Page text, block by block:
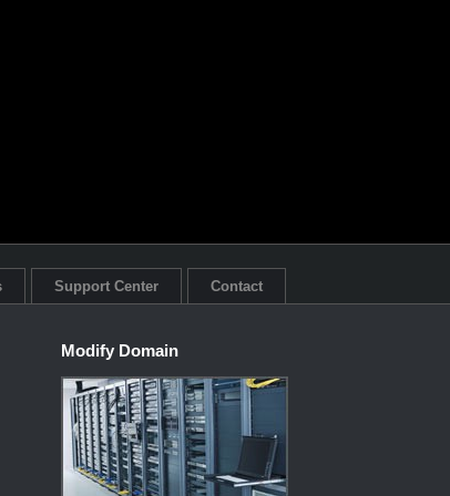
.diamonds
Support Center Contact
Modify Domain